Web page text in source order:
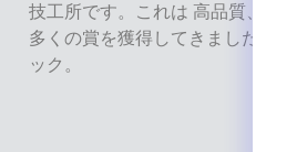
技工所です。これは 高品質、短納
多くの賞を獲得してきました。 欧
ック。